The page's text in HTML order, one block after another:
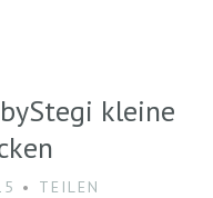
kleine
TEILEN